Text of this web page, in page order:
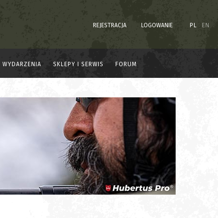
REJESTRACJA LOGOWANIE PL EN
WYDARZENIA SKLEPY I SERWIS FORUM